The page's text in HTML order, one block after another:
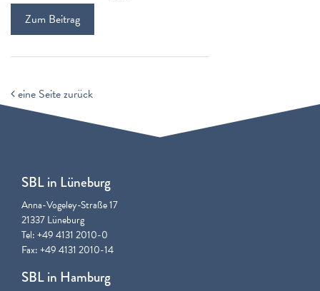
Zum Beitrag
eine Seite zurück
SBL in Lüneburg
Anna-Vogeley-Straße 17
21337 Lüneburg
Tel: +49 4131 2010-0
Fax: +49 4131 2010-14
SBL in Hamburg